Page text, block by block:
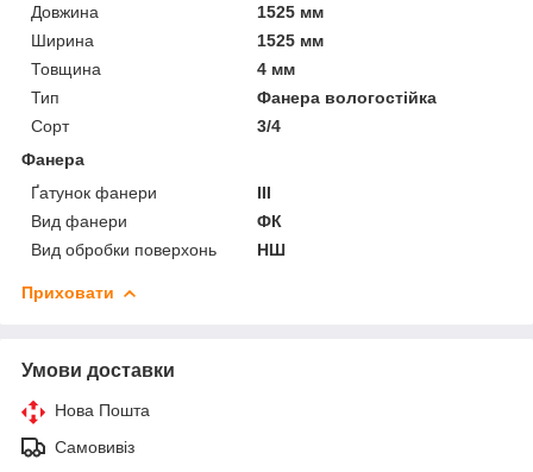
Довжина
1525 мм
Ширина
1525 мм
Товщина
4 мм
Тип
Фанера вологостійка
Сорт
3/4
Фанера
Ґатунок фанери
III
Вид фанери
ФК
Вид обробки поверхонь
НШ
Приховати
Умови доставки
Нова Пошта
Самовивіз